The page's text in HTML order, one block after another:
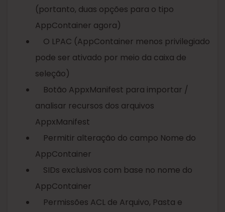
(portanto, duas opções para o tipo
AppContainer agora)
O LPAC (AppContainer menos privilegiado
pode ser ativado por meio da caixa de
seleção)
Botão AppxManifest para importar /
analisar recursos dos arquivos
AppxManifest
Permitir alteração do campo Nome do
AppContainer
SIDs exclusivos com base no nome do
AppContainer
Permissões ACL de Arquivo, Pasta e